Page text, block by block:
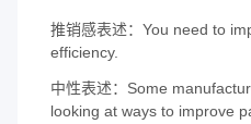
推销感表述：You need to
efficiency.
中性表述：Some
looking at ways to improve